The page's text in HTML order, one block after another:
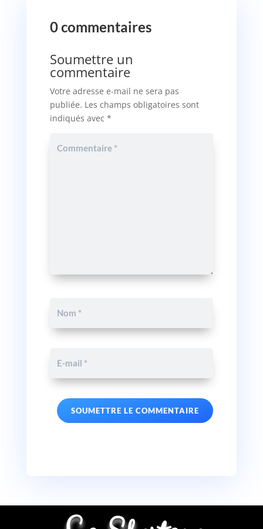
0 commentaires
Soumettre un
commentaire
Votre adresse e-mail ne sera pas
publiée. Les champs obligatoires sont
indiqués avec *
SOUMETTRE LE COMMENTAIRE